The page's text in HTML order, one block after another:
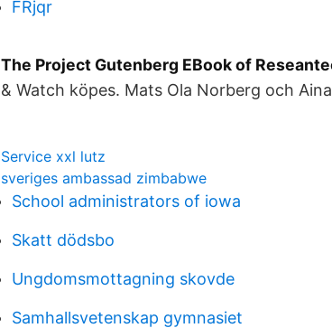
FRjqr
The Project Gutenberg EBook of
& Watch köpes. Mats Ola Norberg och
Service xxl lutz
sveriges ambassad zimbabwe
School administrators of iowa
Skatt dödsbo
Ungdomsmottagning skovde
Samhallsvetenskap gymnasiet